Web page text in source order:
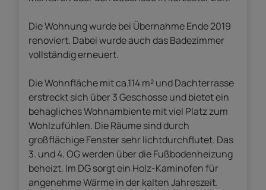
Die Wohnung wurde bei Übernahme Ende 2019
renoviert. Dabei wurde auch das Badezimmer
vollständig erneuert.
Die Wohnfläche mit ca.114 m² und Dachterrasse
erstreckt sich über 3 Geschosse und bietet ein
behagliches Wohnambiente mit viel Platz zum
Wohlzufühlen. Die Räume sind durch
großflächige Fenster sehr lichtdurchflutet. Das
3. und 4. OG werden über die Fußbodenheizung
beheizt. Im DG sorgt ein Holz-Kaminofen für
angenehme Wärme in der kalten Jahreszeit.